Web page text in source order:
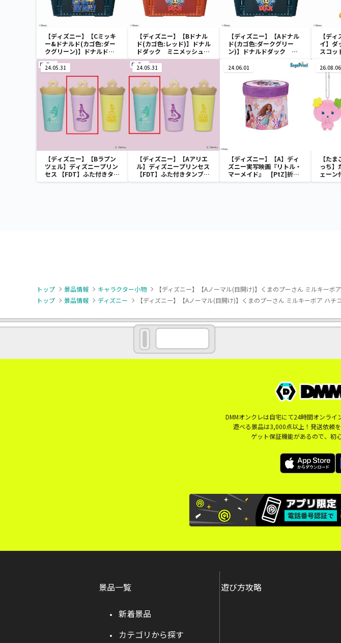
【ディズニー】【Cミッキ
ー&ドナルド(カゴ色:ダー
クグリーン)】ドナルドダ
ック ミニメッシュカゴ
【ディズニー】【Bドナル
ド(カゴ色:レッド)】ドナル
ドダック ミニメッシュカ
ゴ
【ディズニー】【Aドナル
ド(カゴ色:ダークグリー
ン)】ドナルドダック ミ
【デ
イ】
スコ
24.05.31
【ディズニー】【Bラプン
ツェル】ディズニープリン
セス 【FDT】ふた付きタン
ブラー
24.05.31
【ディズニー】【Aアリエ
ル】ディズニープリンセス
【FDT】ふた付きタンブラ
ー
24.06.01
【ディズニー】【A】ディ
ズニー実写映画『リトル・
マーメイド』 [PtZ]折り
畳みボックスチェアー
26.08.06
【た
っち】
ェーン
トップ 景品情報 キャラクター小物
【ディズニー】【Aノーマル(目開け)】くまのプーさん ミルキーボ
トップ
景品情報 ディズニー 【ディズニー】【Aノーマル(目開け)】くまのプーさん ミルキーボア ハチ
DMMオンクレは自宅にて24時間オンライ
遊べる景品は3,000点以上！発送依頼
ゲット保証機能があるので、初
景品一覧
新着景品
カテゴリから探す
遊び方攻略